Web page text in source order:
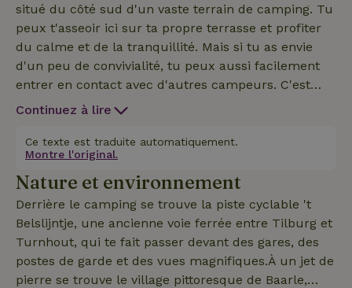
situé du côté sud d'un vaste terrain de camping. Tu
peux t'asseoir ici sur ta propre terrasse et profiter
du calme et de la tranquillité. Mais si tu as envie
d'un peu de convivialité, tu peux aussi facilement
entrer en contact avec d'autres campeurs. C'est
donc l'endroit idéal pour être à la fois gentil et privé,
pour se détendre après une journée en plein air. La
cuisine est entièrement équipée et dispose, entre
autres, d'un Senseo, d'un four combiné et d'un
lave-vaisselle, pour que cuisiner et se régaler soient
un jeu d'enfant. La chambre familiale avec
sanitaires est un concept ouvert et dispose d'un lit
double (160x210) et de deux lits simples (80X210).
Tu peux séjourner ici seul ou en couple, ou encore
Continuez à lire
Ce texte est traduite automatiquement.
Montre l'original.
Nature et environnement
Derrière le camping se trouve la piste cyclable 't
Belslijntje, une ancienne voie ferrée entre Tilburg et
Turnhout, qui te fait passer devant des gares, des
postes de garde et des vues magnifiques.À un jet de
pierre se trouve le village pittoresque de Baarle,